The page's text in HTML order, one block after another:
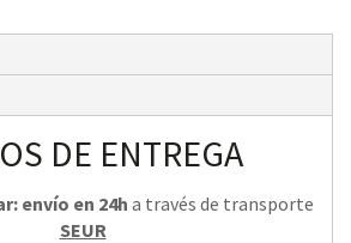
DE ENTREGA
envío en 24h a través de transporte
SEUR